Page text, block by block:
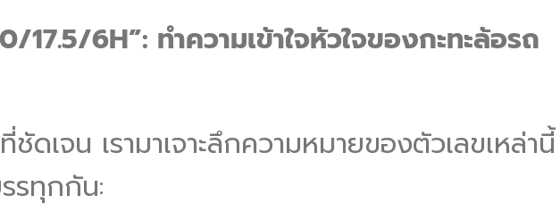
6H”: ทำความเข้าใจหัวใจของกะทะล้อรถ
ชัดเจน เรามาเจาะลึกความหมายของตัวเลขเหล่านี้
รทุกกัน: